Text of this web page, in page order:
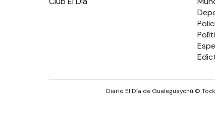
Diario El Día de Gualeguaychú ©